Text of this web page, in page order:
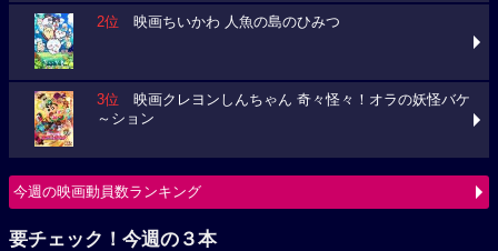
2位 映画ちいかわ 人魚の島のひみつ
3位 映画クレヨンしんちゃん 奇々怪々！オラの妖怪バケ
～ション
今週の映画動員数ランキング
要チェック！今週の３本